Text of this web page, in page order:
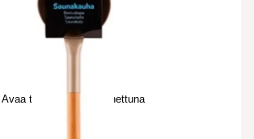
Avaa tuotekuva suurennettuna